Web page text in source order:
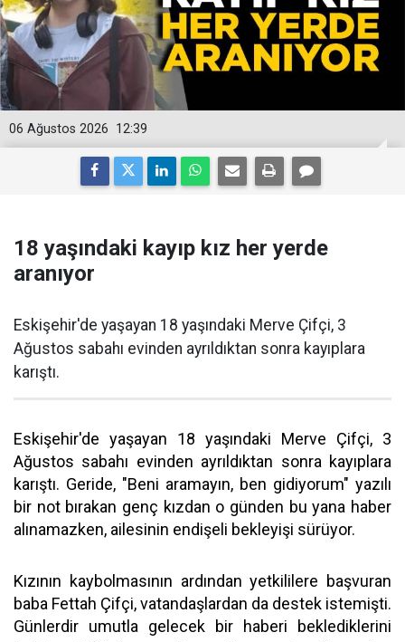
12:39
06 Ağustos 2026
18 yaşındaki kayıp kız her yerde
aranıyor
Eskişehir'de yaşayan 18 yaşındaki Merve Çifçi, 3
Ağustos sabahı evinden ayrıldıktan sonra kayıplara
karıştı.
Eskişehir'de yaşayan 18 yaşındaki Merve Çifçi, 3
Ağustos sabahı evinden ayrıldıktan sonra kayıplara
karıştı. Geride, "Beni aramayın, ben gidiyorum" yazılı
bir not bırakan genç kızdan o günden bu yana haber
alınamazken, ailesinin endişeli bekleyişi sürüyor.
Kızının kaybolmasının ardından yetkililere başvuran
baba Fettah Çifçi, vatandaşlardan da destek istemişti.
Günlerdir umutla gelecek bir haberi beklediklerini